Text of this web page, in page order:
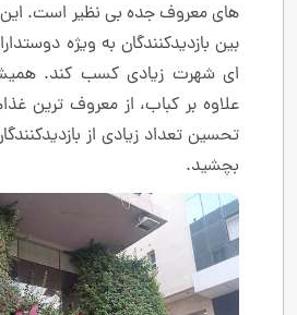
های معروف جده بی نظیر است. این
بین بازدیدکنندگان به ویژه
ای شهرت زیادی کسب کند.
علاوه بر کباب، از معروف ترین
تحسین تعداد زیادی از
بچشید.